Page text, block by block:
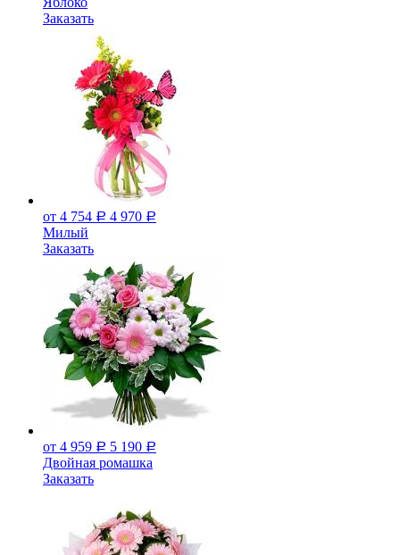
Заказать
от 4 754 Р 4 970 Р
Милый
Заказать
от 4 959 Р 5 190 Р
Двойная ромашка
Заказать